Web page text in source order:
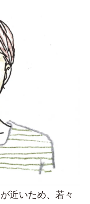
近いため、若々